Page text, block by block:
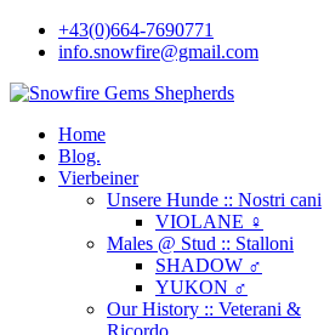
+43(0)664-7690771
info.snowfire@gmail.com
Home
Blog.
Vierbeiner
Unsere Hunde :: Nostri cani
VIOLANE ♀
Males @ Stud :: Stalloni
SHADOW ♂
YUKON ♂
Our History :: Veterani &
Ricordo